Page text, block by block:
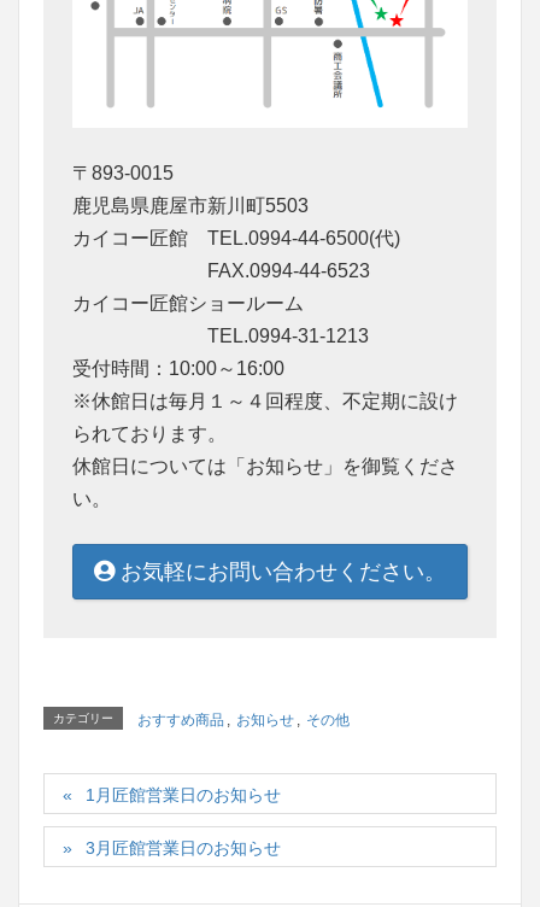
〒893-0015
鹿児島県鹿屋市新川町5503
カイコー匠館 TEL.0994-44-6500(代)
FAX.0994-44-6523
カイコー匠館ショールーム
TEL.0994-31-1213
受付時間：10:00～16:00
※休館日は毎月１～４回程度、不定期に設け
られております。
休館日については「お知らせ」を御覧くださ
い。
お気軽にお問い合わせください。
カテゴリー おすすめ商品 お知らせ その他
1月匠館営業日のお知らせ
3月匠館営業日のお知らせ